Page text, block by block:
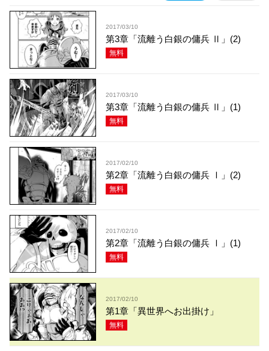
2017/03/10
第3章「流離う白銀の傭兵 Ⅱ」(2)
無料
2017/03/10
第3章「流離う白銀の傭兵 Ⅱ」(1)
無料
2017/02/10
第2章「流離う白銀の傭兵 Ⅰ」(2)
無料
2017/02/10
第2章「流離う白銀の傭兵 Ⅰ」(1)
無料
2017/02/10
第1章「異世界へお出掛け」
無料